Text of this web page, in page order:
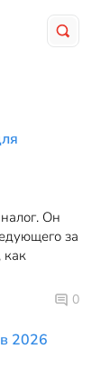
Он
за
как
0
2026